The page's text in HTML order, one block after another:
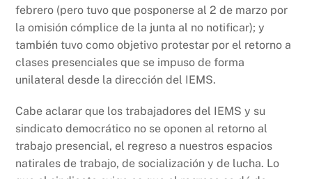
febrero (pero tuvo que posponerse al 2 de marzo por
la omisión cómplice de la junta al no notificar); y
también tuvo como objetivo protestar por el retorno a
clases presenciales que se impuso de forma
unilateral desde la dirección del IEMS.
Cabe aclarar que los trabajadores del IEMS y su
sindicato democrático no se oponen al retorno al
trabajo presencial, el regreso a nuestros espacios
natirales de trabajo, de socialización y de lucha. Lo